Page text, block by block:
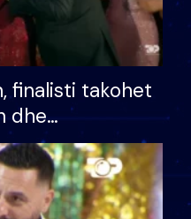
finalisti takohet
dhe
ndonjë letër